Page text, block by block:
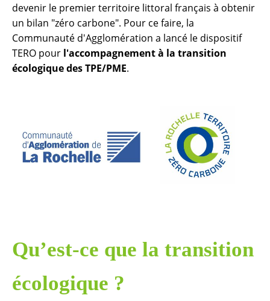
devenir le premier territoire littoral français à obtenir
un bilan "zéro carbone". Pour ce faire, la
Communauté d'Agglomération a lancé le dispositif
TERO pour l'accompagnement à la transition
écologique des TPE/PME.
Qu’est-ce que la transition
écologique ?